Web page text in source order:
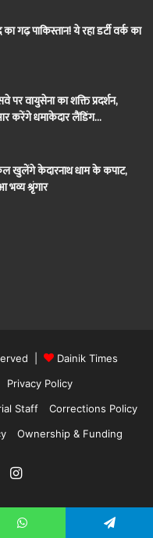
पाकिस्तान! ये रहा डर्टी वर्क का
पर वायुसेना का शक्ति प्रदर्शन,
करेंगे धमाकेदार लैंडिंग…
खुलेंगे केदारनाथ धाम के कपाट,
श्रृंगार
|
Dainik Times
Privacy Policy
Staff
Corrections Policy
Ownership & Funding
Instagram